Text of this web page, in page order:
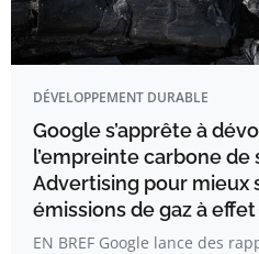
DÉVELOPPEMENT DURABLE
Google s’apprête à
l’empreinte carbone
Advertising pour mieux
émissions de gaz à
EN BREF Google lance des